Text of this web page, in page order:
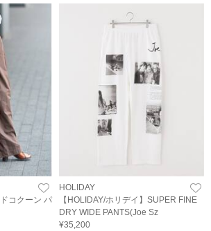
コクーン パ
HOLIDAY
【HOLIDAY/ホリデイ】SUPER FINE
DRY WIDE PANTS(Joe Sz
¥35,200